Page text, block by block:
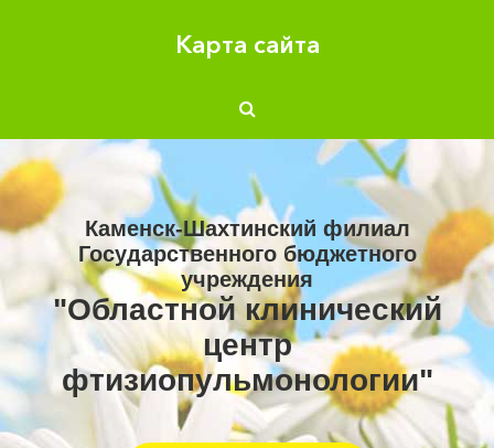
Карта сайта
Каменск-Шахтинский филиал
Государственного бюджетного
учреждения
"Областной клинический
центр
фтизиопульмонологии"